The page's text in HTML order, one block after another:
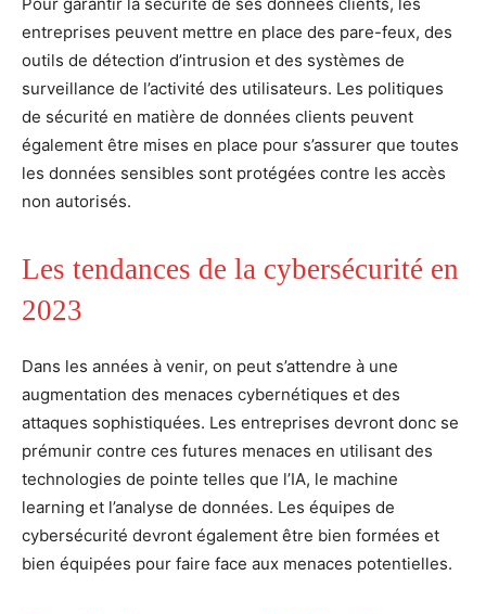
entreprises peuvent mettre en place des pare-feux, des
outils de détection d’intrusion et des systèmes de
surveillance de l’activité des utilisateurs. Les politiques
de sécurité en matière de données clients peuvent
également être mises en place pour s’assurer que toutes
les données sensibles sont protégées contre les accès
non autorisés.
Les tendances de la cybersécurité en
2023
Dans les années à venir, on peut s’attendre à une
augmentation des menaces cybernétiques et des
attaques sophistiquées. Les entreprises devront donc se
prémunir contre ces futures menaces en utilisant des
technologies de pointe telles que l’IA, le machine
learning et l’analyse de données. Les équipes de
cybersécurité devront également être bien formées et
bien équipées pour faire face aux menaces potentielles.